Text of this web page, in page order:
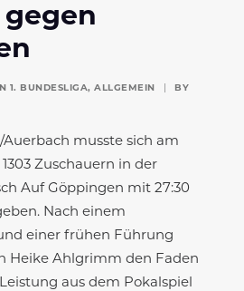
IN 1. BUNDESLIGA, ALLGEMEIN
BY
Auerbach musste sich am
Zuschauern in der
Auf Göppingen mit 27:30
Nach einem
einer frühen Führung
Heike Ahlgrimm den Faden
aus dem Pokalspiel